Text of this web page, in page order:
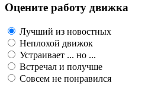
Оцените работу движка
Лучший из новостных
Неплохой движок
Устраивает ... но ...
Встречал и получше
Совсем не понравился